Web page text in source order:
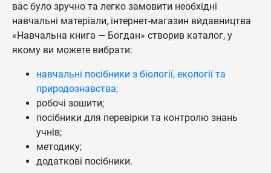
вас було зручно та легко замовити необхідні
навчальні матеріали, інтернет-магазин видавництва
«Навчальна книга — Богдан» створив каталог, у
якому ви можете вибрати:
навчальні посібники з біології, екології та
природознавства;
робочі зошити;
посібники для перевірки та контролю знань
учнів;
методику;
додаткові посібники.